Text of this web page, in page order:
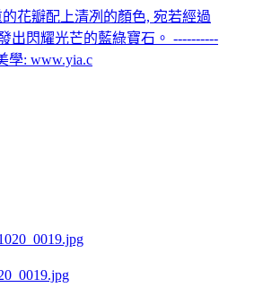
的花瓣配上清冽的顏色, 宛若經過
出閃耀光芒的藍綠寶石。 ----------
學: www.yia.c